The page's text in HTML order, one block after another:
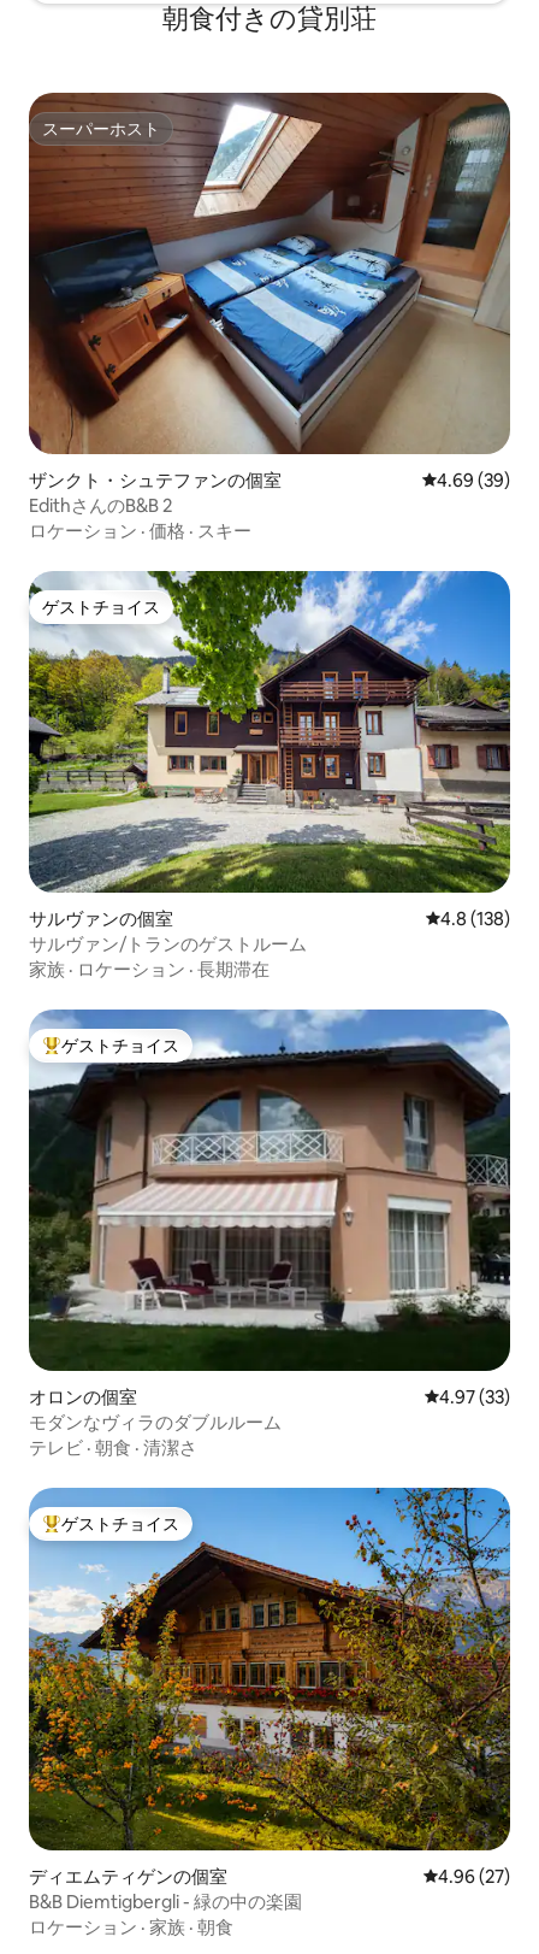
朝食付きの貸別荘
スーパーホスト
スーパーホスト
ザンクト・シュテファンの個室 レビュー39
4.69 (39)
EdithさんのB&B 2
ロケーション · 価格 · スキー
ゲストチョイス
ゲストチョイス
サルヴァンの個室 レビュー138
4.8 (138)
サルヴァン/トランのゲストルーム
家族 · ロケーション · 長期滞在
大好評のゲストチョイスです。
ゲストチョイス
オロンの個室 レビュー33
4.97 (33)
モダンなヴィラのダブルルーム
テレビ · 朝食 · 清潔さ
大好評のゲストチョイスです。
ゲストチョイス
ディエムティゲンの個室 レビュー27
4.96 (27)
B&B Diemtigbergli - 緑の中の楽園
ロケーション · 家族 · 朝食